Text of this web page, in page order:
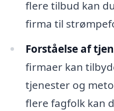
flere tilbud kan
firma til
Forståelse af
firmaer kan
tjenester og
flere fagfolk kan